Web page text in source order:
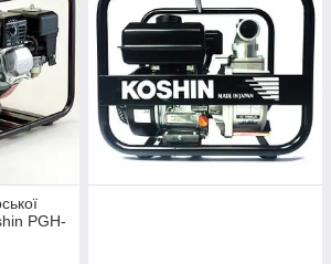
PGH-